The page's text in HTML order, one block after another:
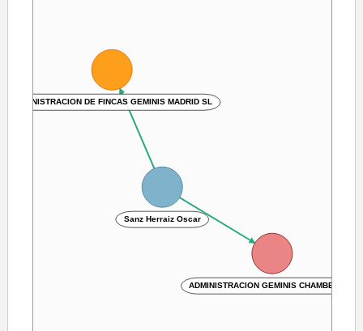
ADMINISTRACION GEMINIS CHAMBERI SL
Sanz Herraiz Oscar
ADMINISTRACION DE FINCAS GEMINIS MADRID SL